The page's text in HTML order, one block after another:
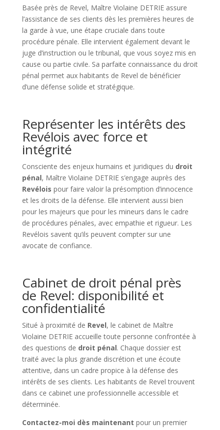
Basée près de Revel, Maître Violaine DETRIE assure
l’assistance de ses clients dès les premières heures de
la garde à vue, une étape cruciale dans toute
procédure pénale. Elle intervient également devant le
juge d’instruction ou le tribunal, que vous soyez mis en
cause ou partie civile. Sa parfaite connaissance du droit
pénal permet aux habitants de Revel de bénéficier
d’une défense solide et stratégique.
Représenter les intérêts des
Revélois avec force et
intégrité
Consciente des enjeux humains et juridiques du droit
pénal, Maître Violaine DETRIE s’engage auprès des
Revélois pour faire valoir la présomption d’innocence
et les droits de la défense. Elle intervient aussi bien
pour les majeurs que pour les mineurs dans le cadre
de procédures pénales, avec empathie et rigueur. Les
Revélois savent qu’ils peuvent compter sur une
avocate de confiance.
Cabinet de droit pénal près
de Revel: disponibilité et
confidentialité
Situé à proximité de Revel, le cabinet de Maître
Violaine DETRIE accueille toute personne confrontée à
des questions de droit pénal. Chaque dossier est
traité avec la plus grande discrétion et une écoute
attentive, dans un cadre propice à la défense des
intérêts de ses clients. Les habitants de Revel trouvent
dans ce cabinet une professionnelle accessible et
déterminée.
Contactez-moi dès maintenant pour un premier